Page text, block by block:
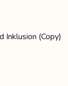
Inklusion (Copy)